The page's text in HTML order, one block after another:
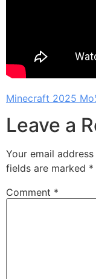
Minecraft 2025
Leave a
Your email
fields are marked *
Comment *